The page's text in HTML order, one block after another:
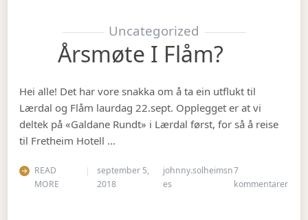
Uncategorized
Årsmøte I Flåm?
Hei alle! Det har vore snakka om å ta ein utflukt til
Lærdal og Flåm laurdag 22.sept. Opplegget er at vi
deltek på «Galdane Rundt» i Lærdal først, for så å reise
til Fretheim Hotell …
READ
MORE
september 5,
2018
johnny.solheimsn
es
7
kommentarertil